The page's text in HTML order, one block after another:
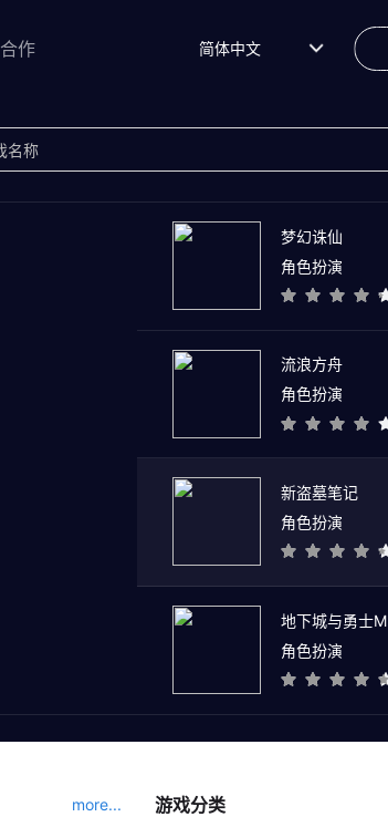
作 简体中文
梦幻诛仙
角色扮演
流浪方舟
角色扮演
新盗墓笔记
角色扮演
地下城与勇士M
角色扮演
more... 游戏分类